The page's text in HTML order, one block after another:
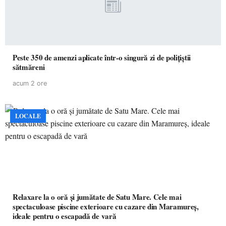
Peste 350 de amenzi aplicate într-o singură zi de polițiștii
sătmăreni
acum 2 ore
LOCALE
Relaxare la o oră și jumătate de Satu Mare. Cele mai
spectaculoase piscine exterioare cu cazare din Maramureș,
ideale pentru o escapadă de vară